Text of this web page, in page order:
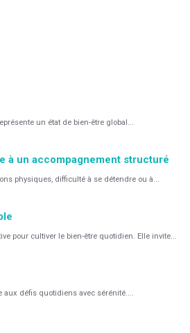
un état de bien-être global...
à un accompagnement structuré
physiques, difficulté à se détendre ou à...
pour cultiver le bien-être quotidien. Elle invite...
défis quotidiens avec sérénité....